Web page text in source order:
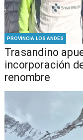
PROVINCIA LOS ANDES
Trasandino
incorporación
renombre